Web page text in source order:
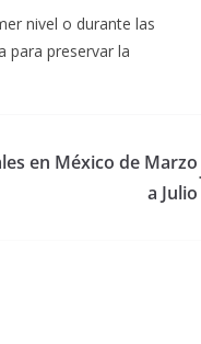
nivel o durante las
para preservar la
en México de Marzo
a Julio